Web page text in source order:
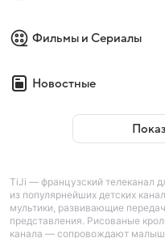
Фильмы и Сериалы
Новостные
TiJi — французский телеканал
из популярнейших детских
мультики, развивающие
представления. Рисованые
канала — сопровождают